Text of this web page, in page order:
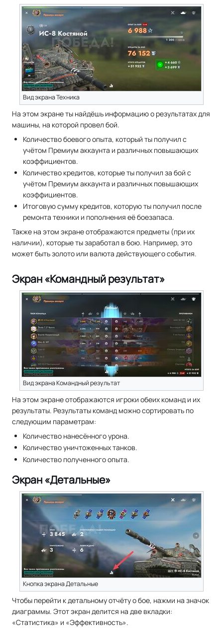
Вид экрана Техника
На этом экране ты найдёшь информацию о результатах для
машины, на которой провел бой.
Количество боевого опыта, который ты получил с
учётом Премиум аккаунта и различных повышающих
коэффициентов.
Количество кредитов, которые ты получил за бой с
учётом Премиум аккаунта и различных повышающих
коэффициентов.
Итоговую сумму кредитов, которую ты получил после
ремонта техники и пополнения её боезапаса.
Также на этом экране отображаются предметы (при их
наличии), которые ты заработал в бою. Например, это
может быть золото или валюта действующего события.
Экран «Командный результат»
Вид экрана Командный результат
На этом экране отображаются игроки обеих команд и их
результаты. Результаты команд можно сортировать по
следующим параметрам:ㅤㅤㅤㅤ
Количество нанесённого урона.
Количество уничтоженных танков.
Количество полученного опыта.
Экран «Детальные»
Кнопка экрана Детальные
Чтобы перейти к детальному отчёту о бое, нажми на значок
диаграммы. Этот экран делится на две вкладки:
«Статистика» и «Эффективность».